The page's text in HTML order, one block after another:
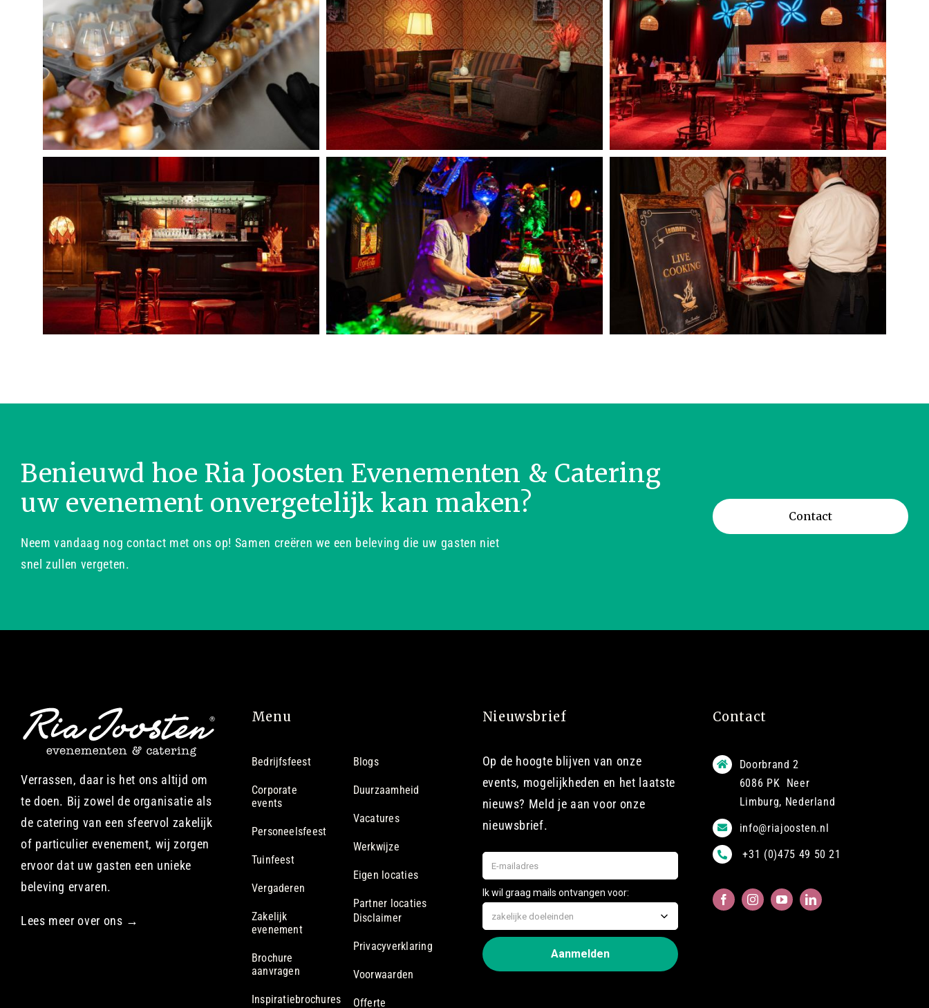
Benieuwd hoe Ria Joosten Evenementen & Catering
uw evenement onvergetelijk kan maken?
Neem vandaag nog contact met ons op! Samen creëren we een beleving die uw gasten niet
snel zullen vergeten.
Contact
Verrassen, daar is het ons altijd om
te doen. Bij zowel de organisatie als
de catering van een sfeervol zakelijk
of particulier evenement, wij zorgen
ervoor dat uw gasten een unieke
beleving ervaren.
Lees meer over ons →
Menu
Bedrijfsfeest
Corporate
events
Personeelsfeest
Tuinfeest
Vergaderen
Zakelijk
evenement
Brochure
aanvragen
Inspiratiebrochures
Blogs
Duurzaamheid
Vacatures
Werkwijze
Eigen locaties
Partner locaties
Disclaimer
Privacyverklaring
Voorwaarden
Offerte
Nieuwsbrief
Op de hoogte blijven van onze
events, mogelijkheden en het laatste
nieuws? Meld je aan voor onze
nieuwsbrief.
Contact
Doorbrand 2
6086 PK Neer
Limburg, Nederland
info@riajoosten.nl
+31 (0)475 49 50 21